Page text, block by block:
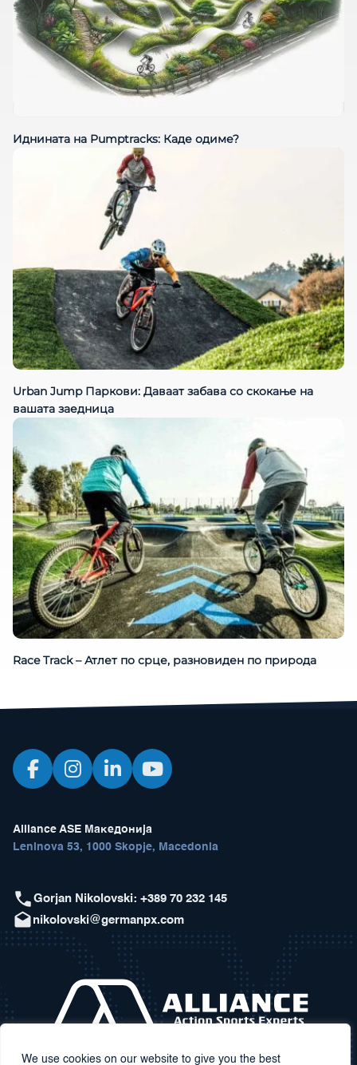
We use cookies on our website to give you the best
Иднината на Pumptracks: Каде одиме?
Urban Jump Паркови: Даваат забава со скокање на
вашата заедница
Race Track – Атлет по срце, разновиден по природа
Alliance ASE Македонија
Leninova 53, 1000 Skopje, Macedonia
Gorjan Nikolovski: +389 70 232 145
nikolovski@germanpx.com